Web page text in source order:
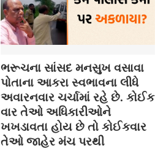
ભરૂચના સાંસદ મનસુખ વસાવા
પોતાના આકરા સ્વભાવના લીધે
અવારનવાર ચર્ચામાં રહે છે. કોઈક
વાર તેઓ અધિકારીઓને
ખખડાવતા હોય છે તો કોઈકવાર
તેઓ જાહેર મંચ પરથી